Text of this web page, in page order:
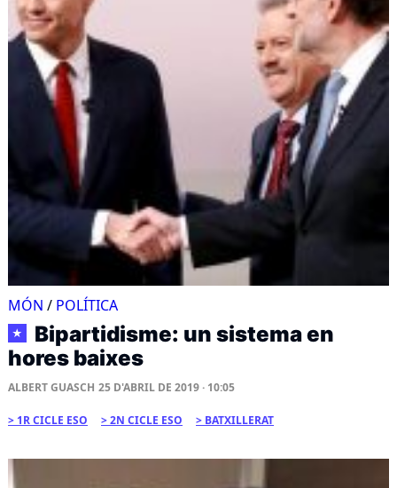
MÓN / POLÍTICA
★
Bipartidisme: un sistema en
hores baixes
ALBERT GUASCH 25 D'ABRIL DE 2019 · 10:05
1R CICLE ESO 2N CICLE ESO BATXILLERAT